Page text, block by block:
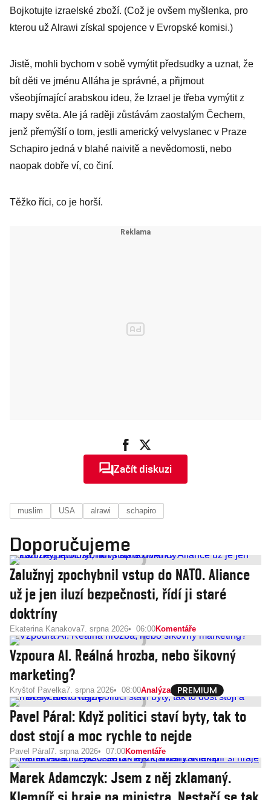
Bojkotujte izraelské zboží. (Což je ovšem myšlenka, pro
kterou už Alrawi získal spojence v Evropské komisi.)
Jistě, mohli bychom v sobě vymýtit předsudky a uznat, že
bít děti ve jménu Alláha je správné, a přijmout
všeobjímající arabskou ideu, že Izrael je třeba vymýtit z
mapy světa. Ale já raději zůstávám zaostalým Čechem,
jenž přemýšlí o tom, jestli americký velvyslanec v Praze
Schapiro jedná v blahé naivitě a nevědomosti, nebo
naopak dobře ví, co činí.
Těžko říci, co je horší.
Začít diskuzi
muslim USA alrawi schapiro
Doporučujeme
Zalužnyj zpochybnil vstup do NATO. Aliance
už je jen iluzí bezpečnosti, řídí ji staré
doktríny
Ekaterina Kanakova7. srpna 2026 06:00Komentáře
Vzpoura AI. Reálná hrozba, nebo šikovný
marketing?
Kryštof Pavelka7. srpna 2026 08:00Analýza
Pavel Páral: Když politici staví byty, tak to
dost stojí a moc rychle to nejde
Pavel Páral 7. srpna 2026 07:00Komentáře
Marek Adamczyk: Jsem z něj zklamaný.